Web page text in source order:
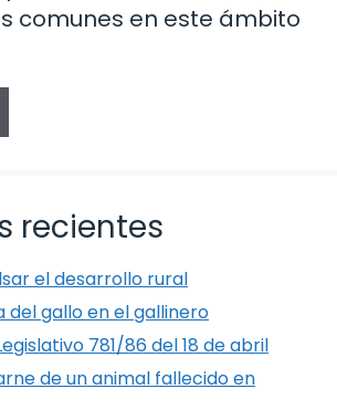
comunes en este ámbito
recientes
el desarrollo rural
del gallo en el gallinero
781/86 del 18 de abril
de un animal fallecido en